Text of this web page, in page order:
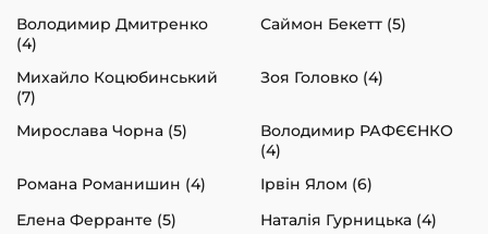
Володимир Дмитренко
(4)
Саймон Бекетт (5)
Михайло Коцюбинський
(7)
Зоя Головко (4)
Мирослава Чорна (5)
Володимир РАФЄЄНКО
(4)
Романа Романишин (4)
Ірвін Ялом (6)
Елена Ферранте (5)
Наталія Гурницька (4)